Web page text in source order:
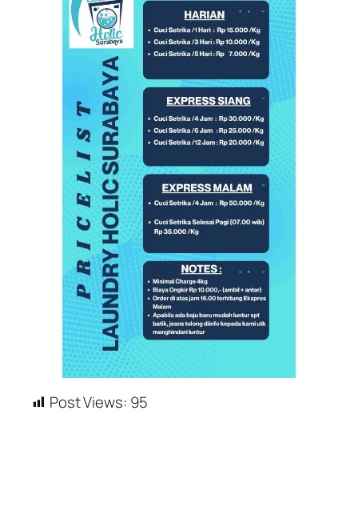
Post Views: 95